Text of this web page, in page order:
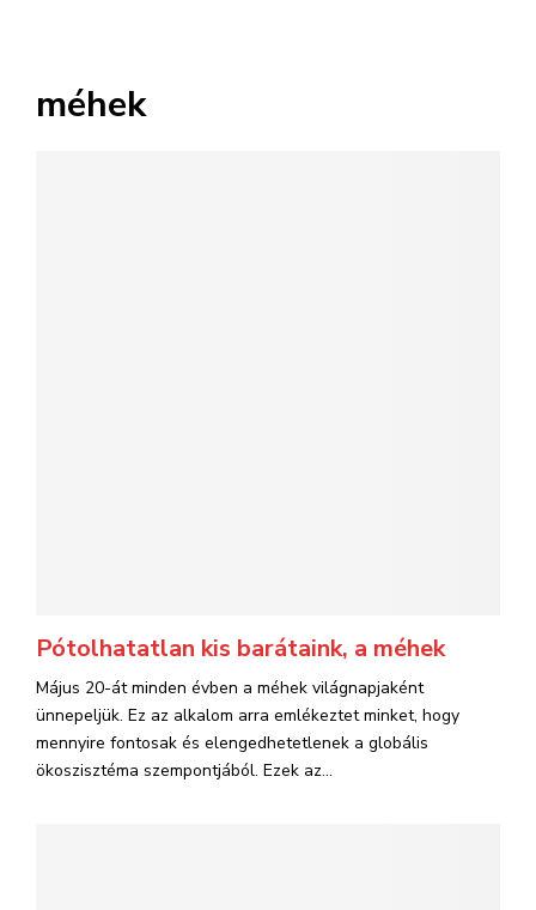
méhek
Pótolhatatlan kis barátaink, a méhek
Május 20-át minden évben a méhek világnapjaként
ünnepeljük. Ez az alkalom arra emlékeztet minket, hogy
mennyire fontosak és elengedhetetlenek a globális
ökoszisztéma szempontjából. Ezek az...